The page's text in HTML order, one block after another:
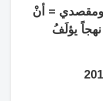
ومقصدي = أنْ
يؤلَفُ